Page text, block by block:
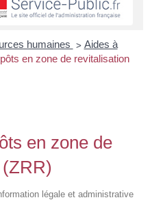
humaines > Aides à
en zone de revitalisation
en zone de
légale et administrative